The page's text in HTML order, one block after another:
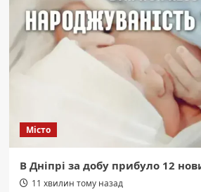
Місто
В Дніпрі за добу прибуло 12
11 хвилин тому назад